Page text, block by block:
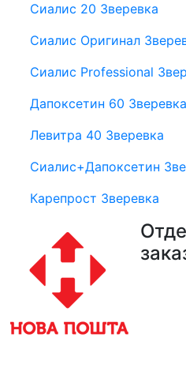
Сиалис 20 Зверевка
Сиалис Оригинал
Сиалис Professional
Дапоксетин 60 Зверевка
Левитра 40 Зверевка
Сиалис+Дапоксетин
Карепрост Зверевка